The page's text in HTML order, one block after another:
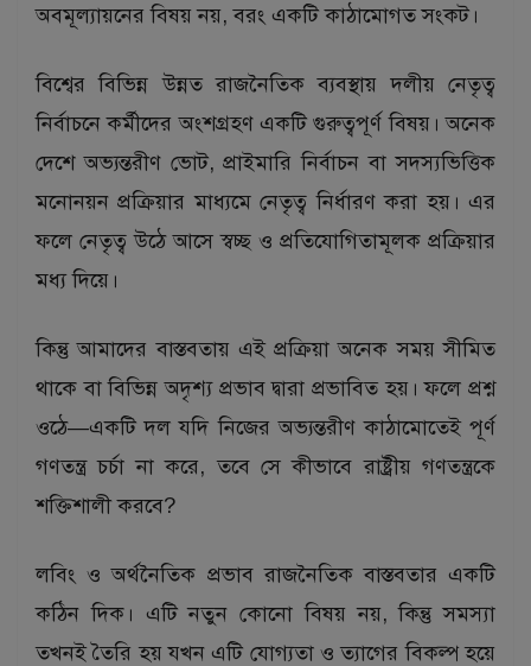
অবমূল্যায়নের বিষয় নয়, বরং একটি কাঠামোগত সংকট।
বিশ্বের বিভিন্ন উন্নত রাজনৈতিক ব্যবস্থায় দলীয় নেতৃত্ব
নির্বাচনে কর্মীদের অংশগ্রহণ একটি গুরুত্বপূর্ণ বিষয়। অনেক
দেশে অভ্যন্তরীণ ভোট, প্রাইমারি নির্বাচন বা সদস্যভিত্তিক
মনোনয়ন প্রক্রিয়ার মাধ্যমে নেতৃত্ব নির্ধারণ করা হয়। এর
ফলে নেতৃত্ব উঠে আসে স্বচ্ছ ও প্রতিযোগিতামূলক প্রক্রিয়ার
মধ্য দিয়ে।
কিন্তু আমাদের বাস্তবতায় এই প্রক্রিয়া অনেক সময় সীমিত
থাকে বা বিভিন্ন অদৃশ্য প্রভাব দ্বারা প্রভাবিত হয়। ফলে প্রশ্ন
ওঠে—একটি দল যদি নিজের অভ্যন্তরীণ কাঠামোতেই পূর্ণ
গণতন্ত্র চর্চা না করে, তবে সে কীভাবে রাষ্ট্রীয় গণতন্ত্রকে
শক্তিশালী করবে?
লবিং ও অর্থনৈতিক প্রভাব রাজনৈতিক বাস্তবতার একটি
কঠিন দিক। এটি নতুন কোনো বিষয় নয়, কিন্তু সমস্যা
তখনই তৈরি হয় যখন এটি যোগ্যতা ও ত্যাগের বিকল্প হয়ে